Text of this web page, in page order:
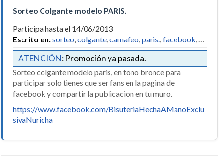
Sorteo Colgante modelo PARIS.
Participa hasta el 14/06/2013
Escrito en:sorteo,colgante,camafeo,paris.,facebook, …
ATENCIÓN: Promoción ya pasada.
Sorteo colgante modelo paris, en tono bronce para
participar solo tienes que ser fans en la pagina de
facebook y compartir la publicacion en tu muro.
https://www.facebook.com/BisuteriaHechaAManoExclu
sivaNuricha